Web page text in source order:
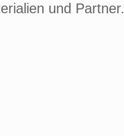
und Partner.